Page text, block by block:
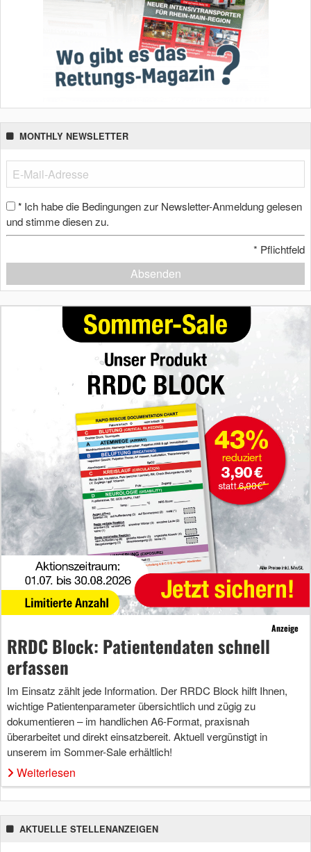
MONTHLY NEWSLETTER
* Ich habe die Bedingungen zur Newsletter-Anmeldung gelesen
und stimme diesen zu.
* Pflichtfeld
Absenden
Anzeige
RRDC Block: Patientendaten schnell
erfassen
Im Einsatz zählt jede Information. Der RRDC Block hilft Ihnen,
wichtige Patientenparameter übersichtlich und zügig zu
dokumentieren – im handlichen A6-Format, praxisnah
überarbeitet und direkt einsatzbereit. Aktuell vergünstigt in
unserem im Sommer-Sale erhältlich!
Weiterlesen
AKTUELLE STELLENANZEIGEN